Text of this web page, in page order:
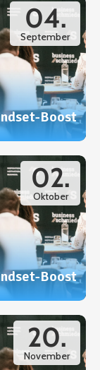
04.
September
Boost
02.
Oktober
Boost
20.
November